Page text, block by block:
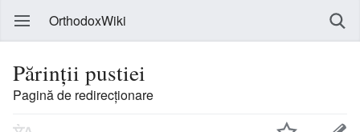
OrthodoxWiki
Părinţii pustiei
Pagină de redirecționare